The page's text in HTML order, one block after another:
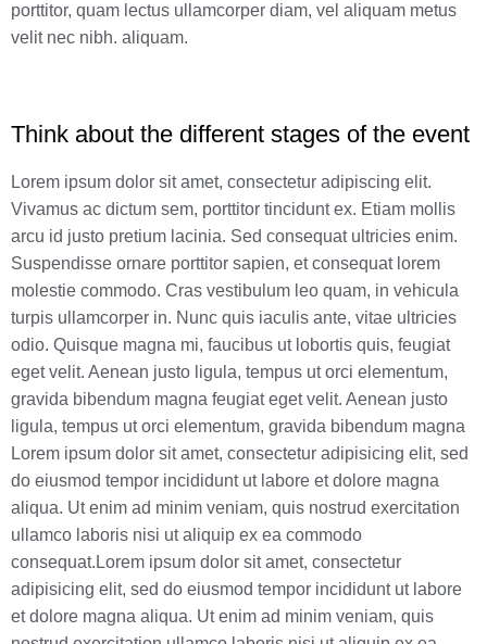
porttitor, quam lectus ullamcorper diam, vel aliquam metus
velit nec nibh. aliquam.
Think about the different stages of the event
Lorem ipsum dolor sit amet, consectetur adipiscing elit.
Vivamus ac dictum sem, porttitor tincidunt ex. Etiam mollis
arcu id justo pretium lacinia. Sed consequat ultricies enim.
Suspendisse ornare porttitor sapien, et consequat lorem
molestie commodo. Cras vestibulum leo quam, in vehicula
turpis ullamcorper in. Nunc quis iaculis ante, vitae ultricies
odio. Quisque magna mi, faucibus ut lobortis quis, feugiat
eget velit. Aenean justo ligula, tempus ut orci elementum,
gravida bibendum magna feugiat eget velit. Aenean justo
ligula, tempus ut orci elementum, gravida bibendum magna
Lorem ipsum dolor sit amet, consectetur adipisicing elit, sed
do eiusmod tempor incididunt ut labore et dolore magna
aliqua. Ut enim ad minim veniam, quis nostrud exercitation
ullamco laboris nisi ut aliquip ex ea commodo
consequat.Lorem ipsum dolor sit amet, consectetur
adipisicing elit, sed do eiusmod tempor incididunt ut labore
et dolore magna aliqua. Ut enim ad minim veniam, quis